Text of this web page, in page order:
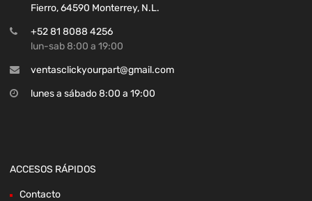
Fierro, 64590 Monterrey, N.L.
+52 81 8088 4256
lun-sab 8:00 a 19:00
ventasclickyourpart@gmail.com
lunes a sábado 8:00 a 19:00
ACCESOS RÁPIDOS
Contacto